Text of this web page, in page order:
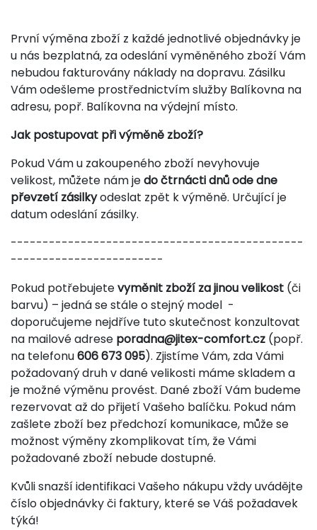
První výměna zboží z každé jednotlivé objednávky je
u nás bezplatná, za odeslání vyměněného zboží Vám
nebudou fakturovány náklady na dopravu. Zásilku
Vám odešleme prostřednictvím služby Balíkovna na
adresu, popř. Balíkovna na výdejní místo.
Jak postupovat při výměně zboží?
Pokud Vám u zakoupeného zboží nevyhovuje
velikost, můžete nám jedo čtrnácti dnů ode dne
převzetí zásilkyodeslat zpět k výměně. Určující je
datum odeslání zásilky.
----------------------------------------------
------------------------
Pokud potřebujetevyměnit zboží za jinou velikost (či
barvu) – jedná se stále o stejný model -
doporučujeme nejdříve tuto skutečnost konzultovat
na mailové adrese poradna@jitex-comfort.cz (popř.
na telefonu606 673 095). Zjistíme Vám, zda Vámi
požadovaný druh v dané velikosti máme skladem a
je možné výměnu provést. Dané zboží Vám budeme
rezervovat až do přijetí Vašeho balíčku. Pokud nám
zašlete zboží bez předchozí komunikace, může se
možnost výměny zkomplikovat tím, že Vámi
požadované zboží nebude dostupné.
Kvůli snazší identifikaci Vašeho nákupu vždy uvádějte
číslo objednávky či faktury, které se Váš požadavek
týká!